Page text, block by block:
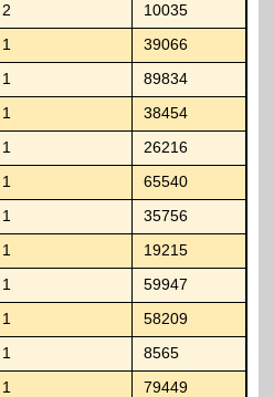
2 10035
1 39066
1 89834
1 38454
1 26216
1 65540
1 35756
1 19215
1 59947
1 58209
1 8565
1 79449